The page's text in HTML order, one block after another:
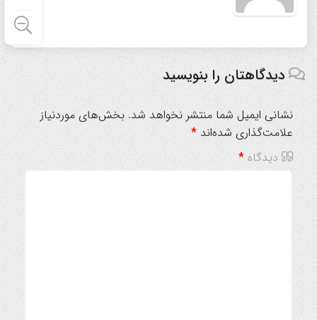
دیدگاهتان را بنویسید
نشانی ایمیل شما منتشر نخواهد شد. بخش‌های موردنیاز
علامت‌گذاری شده‌اند*
دیدگاه*